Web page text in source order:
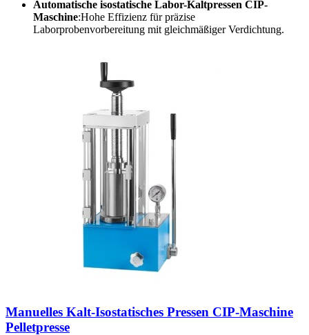
Automatische isostatische Labor-Kaltpressen CIP-
Maschine:Hohe Effizienz für präzise
Laborprobenvorbereitung mit gleichmäßiger Verdichtung.
Manuelles Kalt-Isostatisches Pressen CIP-Maschine
Pelletpresse